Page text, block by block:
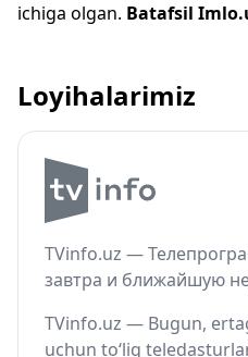
ichiga olgan. Batafsil
Loyihalarimiz
TVinfo.uz —
завтра и ближайшую
TVinfo.uz — Bugun,
uchun to‘liq